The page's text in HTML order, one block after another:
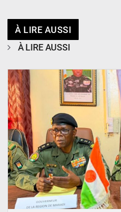
À LIRE AUSSI
À LIRE AUSSI